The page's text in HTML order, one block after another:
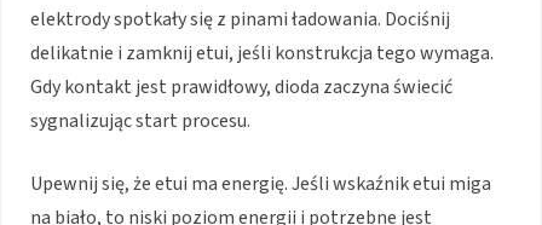
elektrody spotkały się z pinami ładowania. Dociśnij
delikatnie i zamknij etui, jeśli konstrukcja tego wymaga.
Gdy kontakt jest prawidłowy, dioda zaczyna świecić
sygnalizując start procesu.
Upewnij się, że etui ma energię. Jeśli wskaźnik etui miga
na biało, to niski poziom energii i potrzebne jest